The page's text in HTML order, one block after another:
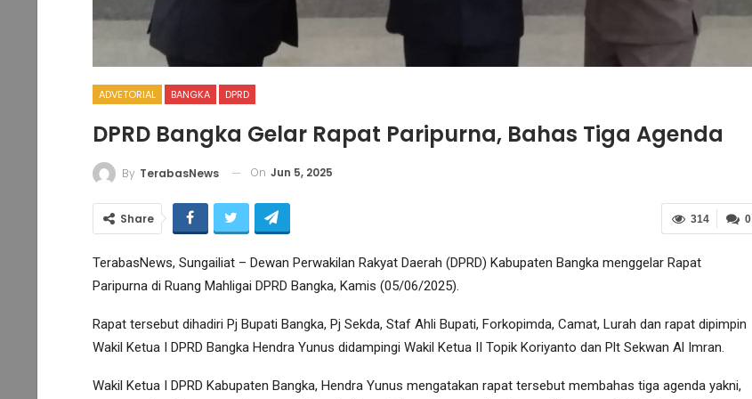
ADVETORIAL BANGKA DPRD
DPRD Bangka Gelar Rapat Paripurna, Bahas Tiga Agenda
By TerabasNews On Jun 5, 2025
0
314
Share
TerabasNews, Sungailiat – Dewan Perwakilan Rakyat Daerah (DPRD) Kabupaten Bangka menggelar Rapat
Paripurna di Ruang Mahligai DPRD Bangka, Kamis (05/06/2025).
Rapat tersebut dihadiri Pj Bupati Bangka, Pj Sekda, Staf Ahli Bupati, Forkopimda, Camat, Lurah dan rapat dipimpin
Wakil Ketua I DPRD Bangka Hendra Yunus didampingi Wakil Ketua II Topik Koriyanto dan Plt Sekwan Al Imran.
Wakil Ketua I DPRD Kabupaten Bangka, Hendra Yunus mengatakan rapat tersebut membahas tiga agenda yakni,